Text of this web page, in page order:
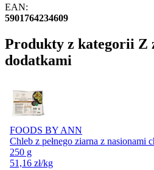
EAN:
5901764234609
Produkty z kategorii Z
dodatkami
FOODS BY ANN
Chleb z pełnego ziarna z nasionami
250 g
51,16 zł/kg